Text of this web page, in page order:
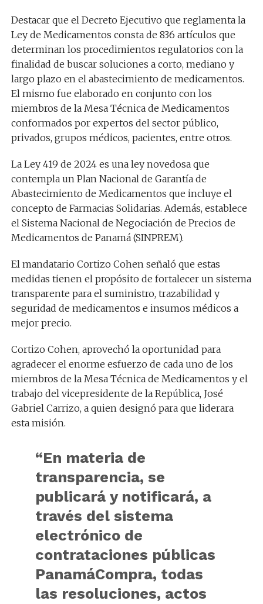
Destacar que el Decreto Ejecutivo que reglamenta la
Ley de Medicamentos consta de 836 artículos que
determinan los procedimientos regulatorios con la
finalidad de buscar soluciones a corto, mediano y
largo plazo en el abastecimiento de medicamentos.
El mismo fue elaborado en conjunto con los
miembros de la Mesa Técnica de Medicamentos
conformados por expertos del sector público,
privados, grupos médicos, pacientes, entre otros.
La Ley 419 de 2024 es una ley novedosa que
contempla un Plan Nacional de Garantía de
Abastecimiento de Medicamentos que incluye el
concepto de Farmacias Solidarias. Además, establece
el Sistema Nacional de Negociación de Precios de
Medicamentos de Panamá (SINPREM).
El mandatario Cortizo Cohen señaló que estas
medidas tienen el propósito de fortalecer un sistema
transparente para el suministro, trazabilidad y
seguridad de medicamentos e insumos médicos a
mejor precio.
Cortizo Cohen, aprovechó la oportunidad para
agradecer el enorme esfuerzo de cada uno de los
miembros de la Mesa Técnica de Medicamentos y el
trabajo del vicepresidente de la República, José
Gabriel Carrizo, a quien designó para que liderara
esta misión.
“En materia de
transparencia, se
publicará y notificará, a
través del sistema
electrónico de
contrataciones públicas
PanamáCompra, todas
las resoluciones, actos